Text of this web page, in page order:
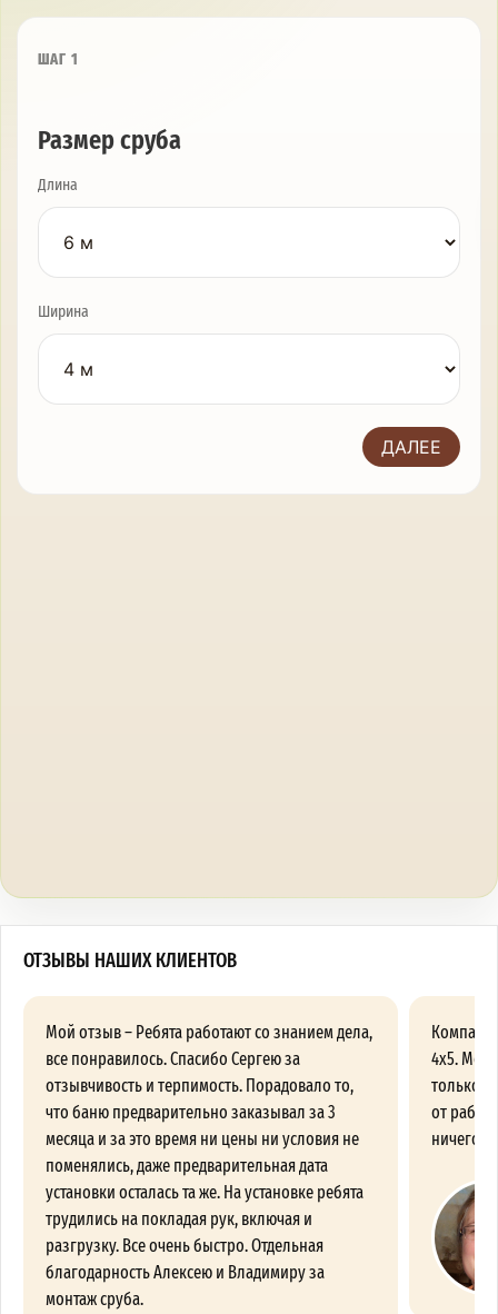
ШАГ 1
Размер сруба
Длина
Ширина
ДАЛЕЕ
ОТЗЫВЫ НАШИХ КЛИЕНТОВ
Мой отзыв – Ребята работают со знанием дела,
все понравилось. Спасибо Сергею за
отзывчивость и терпимость. Порадовало то,
что баню предварительно заказывал за 3
месяца и за это время ни цены ни условия не
поменялись, даже предварительная дата
установки осталась та же. На установке ребята
трудились на покладая рук, включая и
разгрузку. Все очень быстро. Отдельная
благодарность Алексею и Владимиру за
монтаж сруба.
4х5.
только
от
ничего